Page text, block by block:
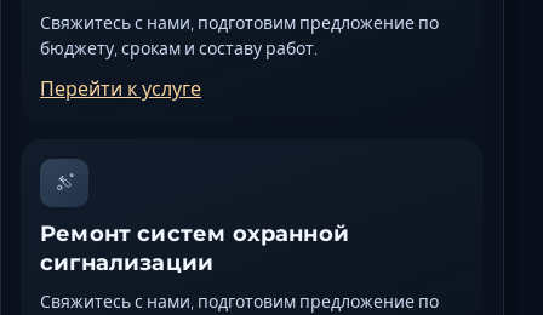
Свяжитесь с нами, подготовим предложение по
бюджету, срокам и составу работ.
Перейти к услуге
Ремонт систем охранной
сигнализации
Свяжитесь с нами, подготовим предложение по